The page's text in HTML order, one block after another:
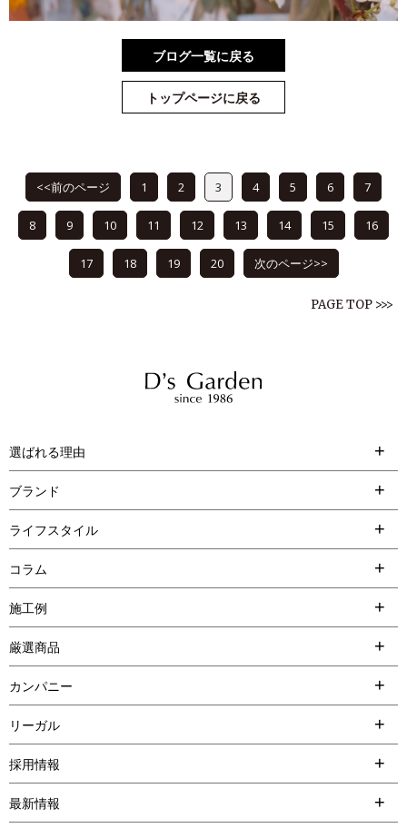
ブログ一覧に戻る
トップページに戻る
<<前のページ 1 2 3 4 5 6 7
8 9 10 11 12 13 14 15 16
17 18 19 20 次のページ>>
PAGE TOP >>>
選ばれる理由
ブランド
ライフスタイル
コラム
施工例
厳選商品
カンパニー
リーガル
採用情報
最新情報